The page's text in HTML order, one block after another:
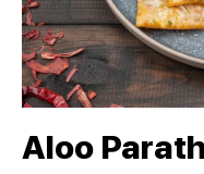
Aloo